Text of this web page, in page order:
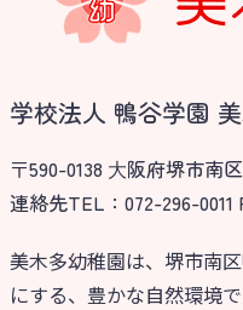
学校法人 鴨谷学園
〒590-0138 ⼤阪府堺市南
連絡先TEL：072-296-0011
美木多幼稚園は、堺市南
にする、豊かな自然環境